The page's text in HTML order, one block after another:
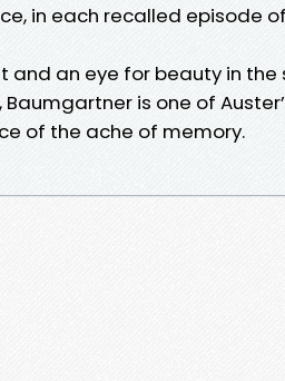
in each recalled episode
and an eye for beauty in
is one of
of the ache of memory.